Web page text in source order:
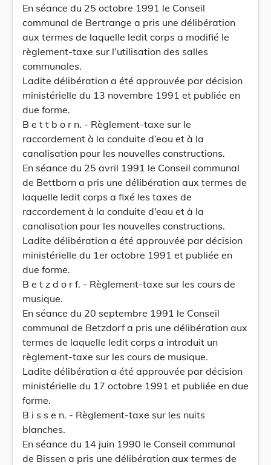
En séance du 25 octobre 1991 le Conseil
communal de Bertrange a pris une délibération
aux termes de laquelle ledit corps a modifié le
règlement-taxe sur l’utilisation des salles
communales.
Ladite délibération a été approuvée par décision
ministérielle du 13 novembre 1991 et publiée en
due forme.
B e t t b o r n. - Règlement-taxe sur le
raccordement à la conduite d’eau et à la
canalisation pour les nouvelles constructions.
En séance du 25 avril 1991 le Conseil communal
de Bettborn a pris une délibération aux termes de
laquelle ledit corps a fixé les taxes de
raccordement à la conduite d’eau et à la
canalisation pour les nouvelles constructions.
Ladite délibération a été approuvée par décision
ministérielle du 1er octobre 1991 et publiée en
due forme.
B e t z d o r f. - Règlement-taxe sur les cours de
musique.
En séance du 20 septembre 1991 le Conseil
communal de Betzdorf a pris une délibération aux
termes de laquelle ledit corps a introduit un
règlement-taxe sur les cours de musique.
Ladite délibération a été approuvée par décision
ministérielle du 17 octobre 1991 et publiée en due
forme.
B i s s e n. - Règlement-taxe sur les nuits
blanches.
En séance du 14 juin 1990 le Conseil communal
de Bissen a pris une délibération aux termes de